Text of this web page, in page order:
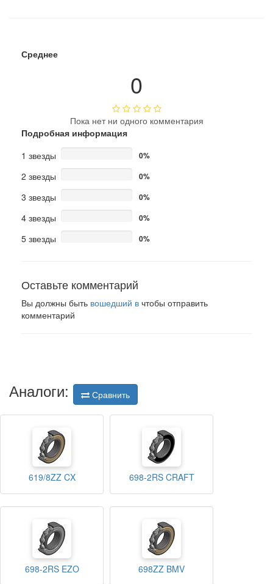
Среднее
0
Пока нет ни одного комментария
Подробная информация
1 звезды
0%
2 звезды 0%
3 звезды 0%
4 звезды 0%
5 звезды 0%
Оставьте комментарий
Вы должны быть вошедший в чтобы отправить
комментарий
Аналоги: Сравнить
619/8ZZ CX 698-2RS CRAFT
698-2RS EZO 698ZZ BMV